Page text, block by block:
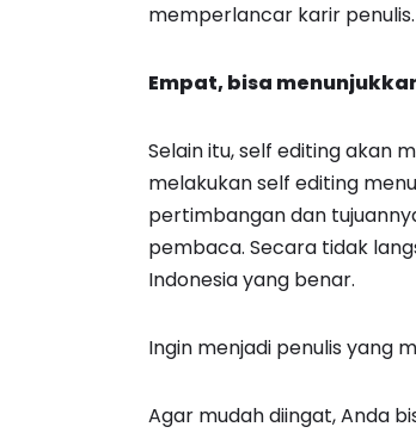
memperlancar karir penulis.
Empat, bisa
Selain itu, self editing akan
melakukan self editing
pertimbangan dan
pembaca. Secara tidak
Indonesia yang benar.
Ingin menjadi penulis yang
Agar mudah diingat, Anda